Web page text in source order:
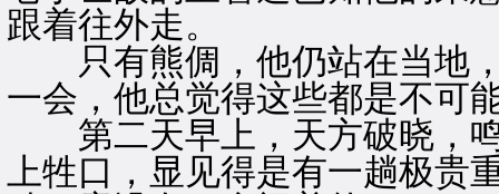
跟着往外走。
只有熊倜，他仍站在当地，
一会，他总觉得这些都是不可
第二天早上，天方破晓，鸣
上牲口，显见得是有一趟极贵